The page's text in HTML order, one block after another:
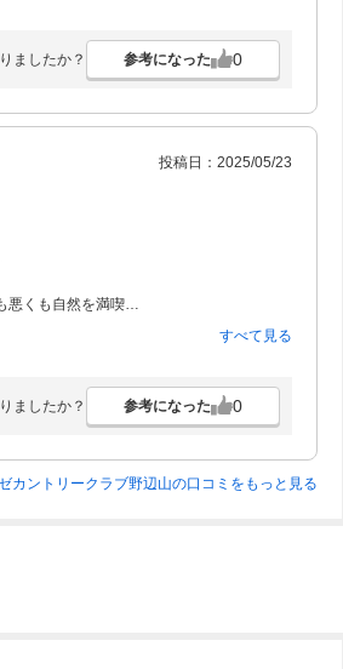
ましたか？ 参考になった 0
投稿日：2025/05/23
悪くも自然を満喫
すべて見る
ましたか？ 参考になった 0
カントリークラブ野辺山の口コミをもっと見る